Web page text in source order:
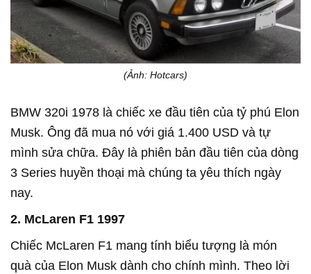
(Ảnh: Hotcars)
BMW 320i 1978 là chiếc xe đầu tiên của tỷ phú Elon
Musk. Ông đã mua nó với giá 1.400 USD và tự
mình sửa chữa. Đây là phiên bản đầu tiên của dòng
3 Series huyền thoại mà chúng ta yêu thích ngày
nay.
2. McLaren F1 1997
Chiếc McLaren F1 mang tính biểu tượng là món
quà của Elon Musk dành cho chính mình. Theo lời